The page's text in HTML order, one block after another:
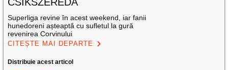
Superliga revine în acest weekend, iar fanii
hunedoreni așteaptă cu sufletul la gură
revenirea Corvinului
CITEȘTE MAI DEPARTE
Distribuie acest articol